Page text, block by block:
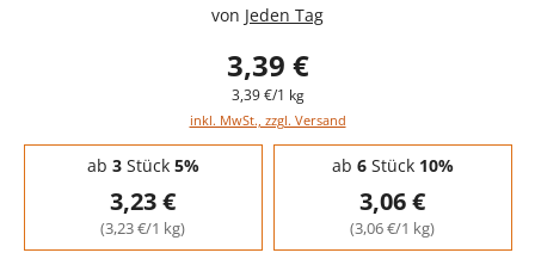
von Jeden Tag
3,39 €
3,39 €/1 kg
inkl. MwSt., zzgl. Versand
Staffelpreise - Mengenrabatt
ab 3Stück 5%
3,23 €
(3,23 €/1 kg)
ab 6Stück 10%
3,06 €
(3,06 €/1 kg)